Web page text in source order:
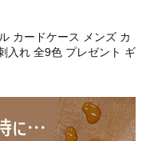
カードケース メンズ カ
入れ 全9色 プレゼント ギ